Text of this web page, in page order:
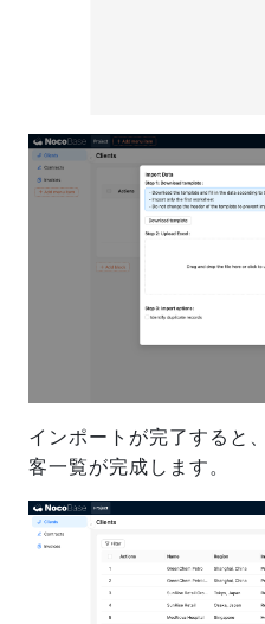
インポートが完了すると
客一覧が完成します。